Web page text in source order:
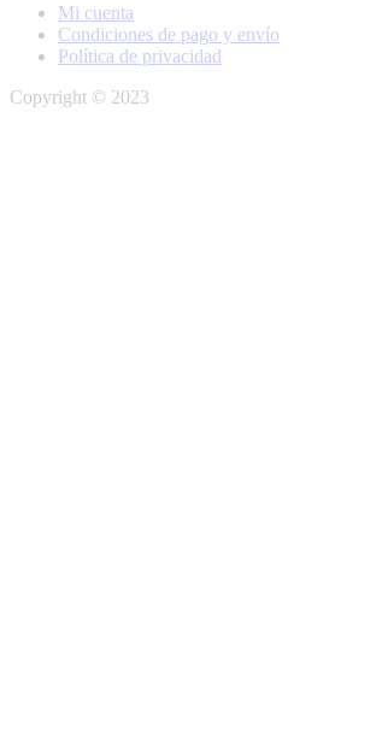
Mi cuenta
Condiciones de pago y envío
Política de privacidad
Copyright © 2023